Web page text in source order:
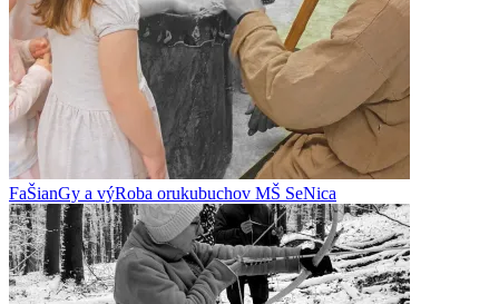
FaŠianGy a výRoba orukubuchov MŠ SeNica